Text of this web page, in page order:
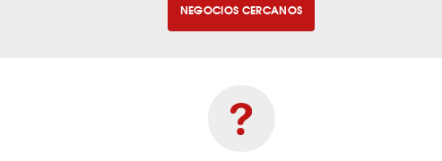
NEGOCIOS CERCANOS